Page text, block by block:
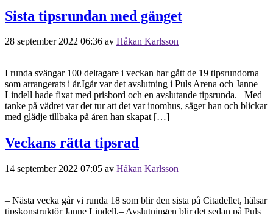
Sista tipsrundan med gänget
28 september 2022 06:36 av Håkan Karlsson
I runda svängar 100 deltagare i veckan har gått de 19 tipsrundorna
som arrangerats i år.Igår var det avslutning i Puls Arena och Janne
Lindell hade fixat med prisbord och en avslutande tipsrunda.– Med
tanke på vädret var det tur att det var inomhus, säger han och blickar
med glädje tillbaka på åren han skapat […]
Veckans rätta tipsrad
14 september 2022 07:05 av Håkan Karlsson
– Nästa vecka går vi runda 18 som blir den sista på Citadellet, hälsar
tipskonstruktör Janne Lindell.– Avslutningen blir det sedan på Puls